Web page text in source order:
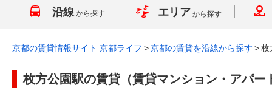
沿線 から探す エリア から探す
京都の賃貸情報サイト 京都ライフ >京都の賃貸を沿線から探す >枚
枚方公園駅の賃貸（賃貸マンション・アパー